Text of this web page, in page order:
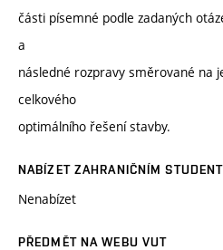
části písemné podle zadaných
a
následné rozpravy směrované na
celkového
optimálního řešení stavby.
NABÍZET ZAHRANIČNÍM
Nenabízet
PŘEDMĚT NA WEBU VUT